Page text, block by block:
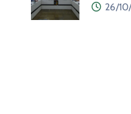
26/